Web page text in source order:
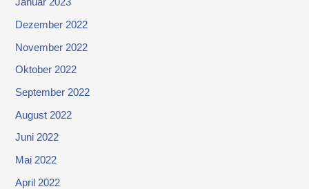
Januar 2023
Dezember 2022
November 2022
Oktober 2022
September 2022
August 2022
Juni 2022
Mai 2022
April 2022